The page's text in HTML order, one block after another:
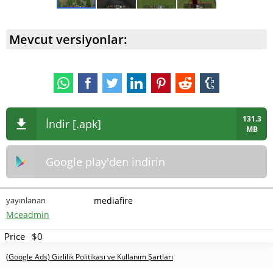
Mevcut versiyonlar:
İndir [.apk]
131.3
MB
Google play'den indirin
yayınlanan
Mceadmin
mediafire
Price $0
(Google Ads) Gizlilik Politikası ve Kullanım Şartları